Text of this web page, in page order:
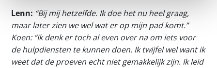
Lenn: “Bij mij hetzelfde. Ik doe het nu heel graag,
maar later zien we wel wat er op mijn pad komt.”
Koen: “Ik denk er toch al even over na om iets voor
de hulpdiensten te kunnen doen. Ik twijfel wel want ik
weet dat de proeven echt niet gemakkelijk zijn. Ik leid